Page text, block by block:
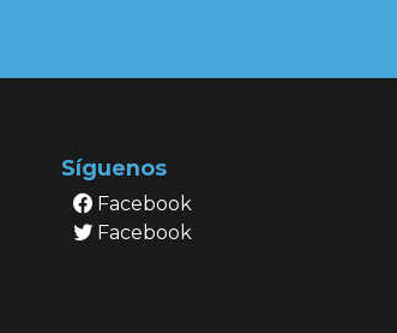
Síguenos
Facebook
Facebook